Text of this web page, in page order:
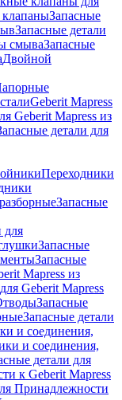
Запасные
Запасные детали
смываЗапасные
Двойной
Geberit Mapress
Geberit Mapress из
детали для
Переходники
Запасные
для
Запасные
Запасные
Mapress из
Geberit Mapress
Запасные
Запасные детали
и соединения,
и соединения,
детали для
к Geberit Mapress
Принадлежности